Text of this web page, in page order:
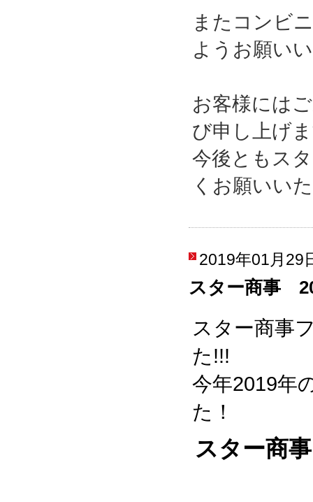
またコンビ
ようお願い
お客様には
び申し上げ
今後ともス
くお願いい
2019年01月29
スター商事
スター商事
た!!!
今年2019年
た！
スター商